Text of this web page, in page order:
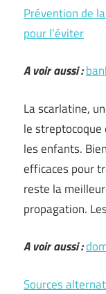
Prévention de
pour l’éviter
A voir aussi :
La scarlatine,
le
les enfants.
efficaces pour
reste la
propagation.
A voir aussi :
Sources